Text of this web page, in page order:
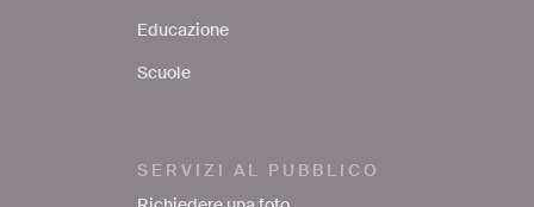
Educazione
Scuole
SERVIZI AL PUBBLICO